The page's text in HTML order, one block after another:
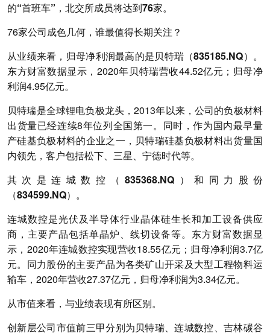
的“首班车”，北交所成员将达到76家。
76家公司成色几何，谁最值得长期关注？
从业绩来看，归母净利润最高的是贝特瑞（835185.NQ）。
东方财富数据显示，2020年贝特瑞营收44.52亿元；归母净
利润4.95亿元。
贝特瑞是全球锂电负极龙头，2013年以来，公司的负极材料
出货量已经连续8年位列全国第一。同时，作为国内最早量
产硅基负极材料的企业之一，贝特瑞硅基负极材料出货量国
内领先，客户包括松下、三星、宁德时代等。
其次是连城数控（835368.NQ）和同力股份
（834599.NQ）。
连城数控是光伏及半导体行业晶体硅生长和加工设备供应
商，主要产品包括单晶炉、线切设备等。东方财富数据显
示，2020年连城数控实现营收18.55亿元；归母净利润3.7亿
元。同力股份的主要产品为各类矿山开采及大型工程物料运
输车，2020年营收27.37亿元，归母净利润为3.34亿元。
从市值来看，与业绩表现有所区别。
创新层公司市值前三甲分别为贝特瑞、连城数控、吉林碳谷